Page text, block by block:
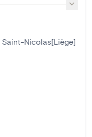
Nicolas[Liège]